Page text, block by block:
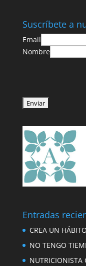
Suscríbete a
Email
Nombre
Entradas
CREA UN
NO TENGO
NUTRICIONISTA